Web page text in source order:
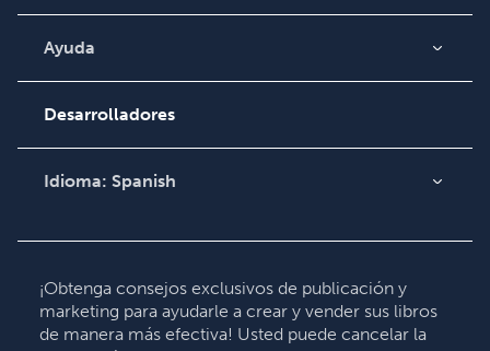
Blog
Video
Podcast
Ayuda
Búsqueda de pedidos
Base de conocimientos
Comuníquese con
Desarrolladores
Idioma: Spanish
Deutsch
Français
Italiano
¡Obtenga consejos exclusivos de publicación y
marketing para ayudarle a crear y vender sus libros
de manera más efectiva! Usted puede cancelar la